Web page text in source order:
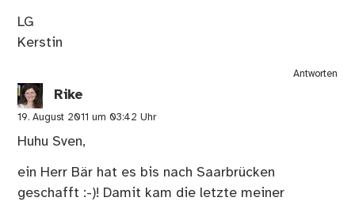
LG
Kerstin
Antworten
Rike
19. August 2011 um 03:42 Uhr
Huhu Sven,
ein Herr Bär hat es bis nach Saarbrücken
geschafft :-)! Damit kam die letzte meiner